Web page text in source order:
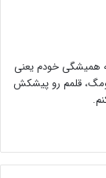
همیشگی خودم یعنی
قلمم رو پیشکش